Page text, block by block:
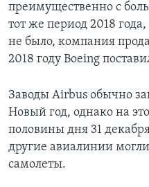
преимущественно с
тот же период 2018
не было, компания
2018 году Boeing
Заводы Airbus обычно
Новый год, однако на
половины дня 31
другие авиалинии
самолеты.